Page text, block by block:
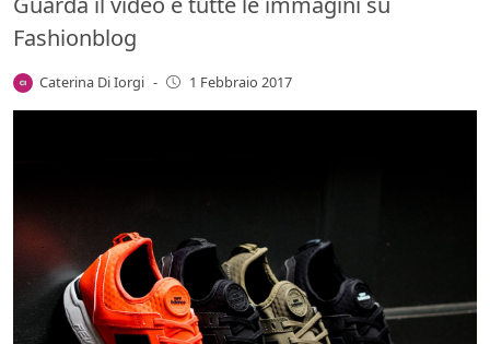
Fashionblog
Caterina Di Iorgi - 1 Febbraio 2017